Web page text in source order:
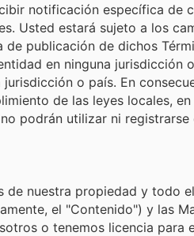
notificación específica de
Usted estará sujeto a los
publicación de dichos
en ninguna
o país. En
de las leyes locales,
podrán utilizar ni registrarse
de nuestra propiedad y
el "Contenido") y las
o tenemos licencia